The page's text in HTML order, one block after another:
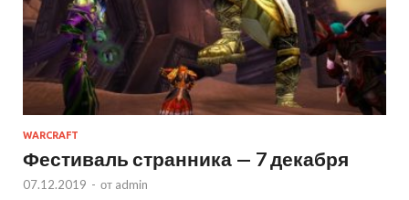
WARCRAFT
Фестиваль странника — 7 декабря
07.12.2019 - от admin